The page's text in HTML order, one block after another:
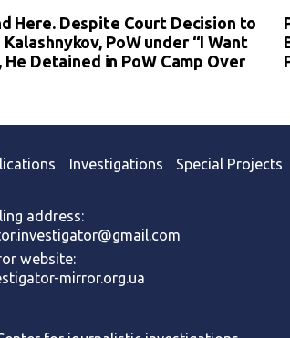
Here. Despite Court Decision to
PoW under “I Want
Detained in PoW Camp Over
Investigations Special Projects
address:
website:
mirror.org.ua